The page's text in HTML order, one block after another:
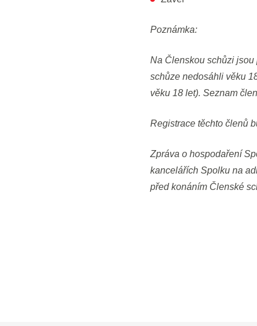
Poznámka:
Na Členskou schůzi
schůze nedosáhli věku
věku 18 let). Seznam
Registrace těchto členů
Zpráva o hospodaření
kancelářích Spolku na
před konáním Členské